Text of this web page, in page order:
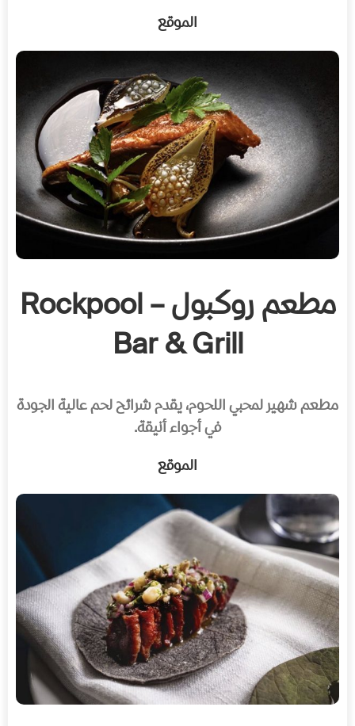
الموقع
مطعم روكبول – Rockpool
Bar & Grill
مطعم شهير لمحبي اللحوم، يقدم شرائح لحم عالية الجودة
في أجواء أنيقة.
الموقع